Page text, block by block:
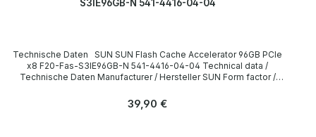
S3IE96GB-N 541-4416-04-04
Technische Daten SUN SUN Flash Cache Accelerator 96GB PCIe
x8 F20-Fas-S3IE96GB-N 541-4416-04-04 Technical data /
Technische Daten Manufacturer / Hersteller SUN Form factor /
LieferumfangDelivery / Lieferumfang 1 x SUN Flash Cache
Regulärer Preis:
39,90 €